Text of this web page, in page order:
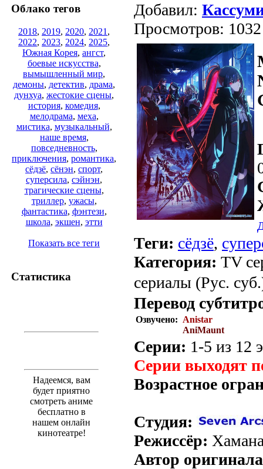
Облако тегов
2018, 2019, 2020, 2021 ,
2022, 2023, 2024, 2025,
Южная Корея, ангст,
боевые искусства,
вымышленный мир,
демоны, детектив, драма,
дунхуа, жестокие сцены,
история, комедия,
мелодрама, меха,
мистика, музыкальный,
наше время,
повседневность,
приключения, романтика,
сёдзё, сёнэн, спорт,
суперсила, сэйнэн,
трагические сцены,
триллер, ужасы,
фантастика, фэнтези,
школа, экшен, этти
Показать все теги
Статистика
Надеемся, вам
будет приятно
смотреть аниме
бесплатно в
нашем онлайн
кинотеатре!
Добавил:
Просмотров: 1032
Теги: сёдзё,
Категория: TV
сериалы (Рус.
Перевод
Озвучено: Anistar
AniMaunt
Серии: 1-5 из 12
Серии выходят
Возрастное
Студия:
Режиссёр:
Автор